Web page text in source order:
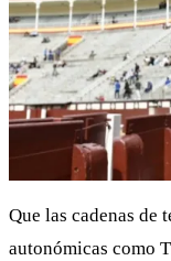
Que las cadenas de
autonómicas como